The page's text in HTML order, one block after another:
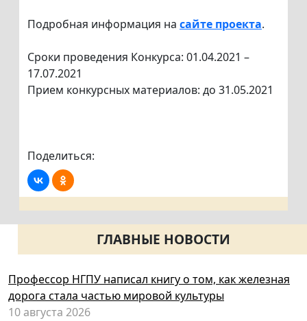
Подробная информация на сайте проекта.
Сроки проведения Конкурса: 01.04.2021 –
17.07.2021
Прием конкурсных материалов: до 31.05.2021
Поделиться:
ГЛАВНЫЕ НОВОСТИ
Профессор НГПУ написал книгу о том, как железная
дорога стала частью мировой культуры
10 августа 2026